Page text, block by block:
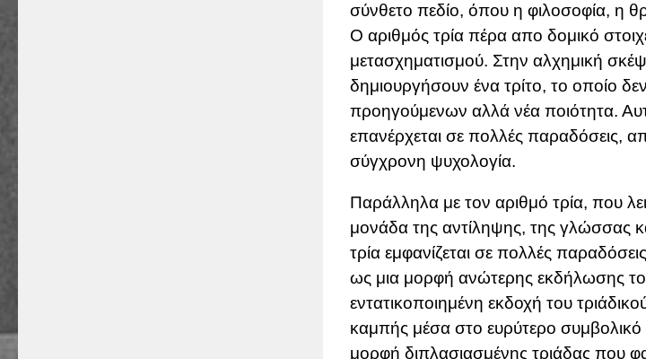
σύνθετο πεδίο, όπου η φιλοσοφία, η
Ο αριθμός τρία πέρα απο δομικό
μετασχηματισμού. Στην αλχημική
δημιουργήσουν ένα τρίτο, το οποίο
προηγούμενων αλλά νέα ποιότητα.
επανέρχεται σε πολλές παραδόσεις,
σύγχρονη ψυχολογία.
Παράλληλα με τον αριθμό τρία, που
μονάδα της αντίληψης, της γλώσσας
τρία εμφανίζεται σε πολλές
ως μια μορφή ανώτερης εκδήλωσης
εντατικοποιημένη εκδοχή του
καμπής μέσα στο ευρύτερο
μορφή διπλασιασμένης τριάδας που